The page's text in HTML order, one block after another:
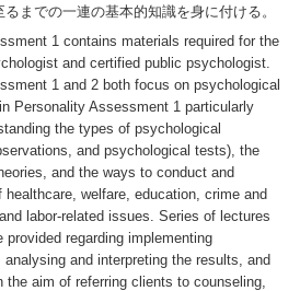
までの一連の基本的知識を身に付ける。
1 contains materials required for the
and certified public psychologist.
1 and 2 both focus on psychological
Personality Assessment 1 particularly
the types of psychological
and psychological tests), the
and the ways to conduct and
welfare, education, crime and
labor-related issues. Series of lectures
regarding implementing
and interpreting the results, and
the aim of referring clients to counseling,